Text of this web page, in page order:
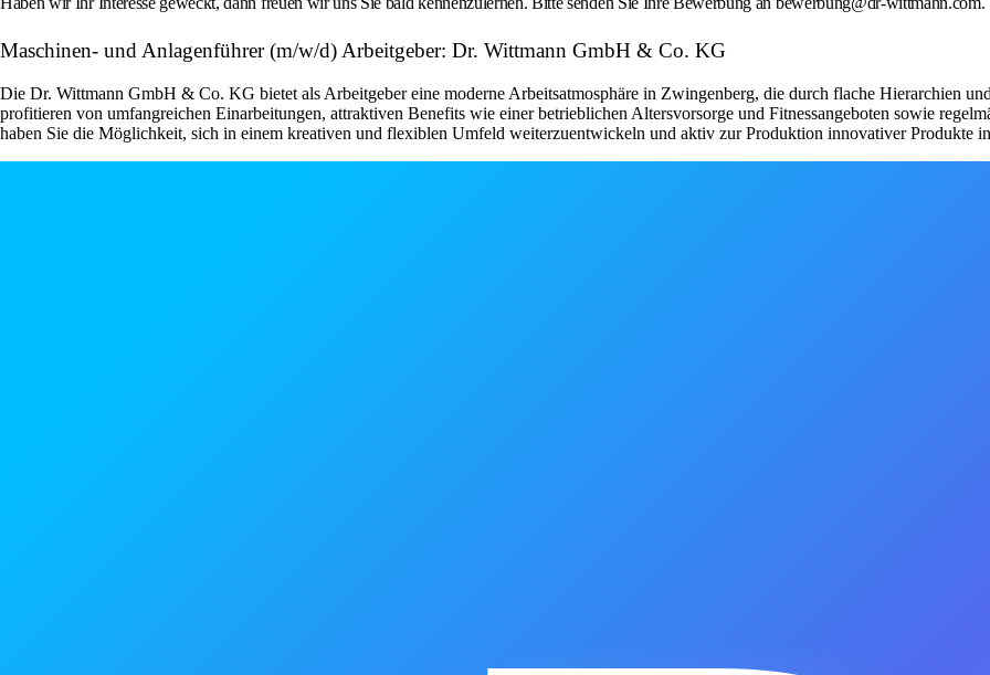
Maschinen- und Anlagenführer (m/w/d) Arbeitgeber: Dr. Wittmann GmbH & Co. KG
Die Dr. Wittmann GmbH & Co. KG bietet als Arbeitgeber eine moderne Arbeitsatmosphäre in Zwingenberg, die durch flache Hierarchien
profitieren von umfangreichen Einarbeitungen, attraktiven Benefits wie einer betrieblichen Altersvorsorge und Fitnessangeboten sowie
haben Sie die Möglichkeit, sich in einem kreativen und flexiblen Umfeld weiterzuentwickeln und aktiv zur Produktion innovativer Produkte